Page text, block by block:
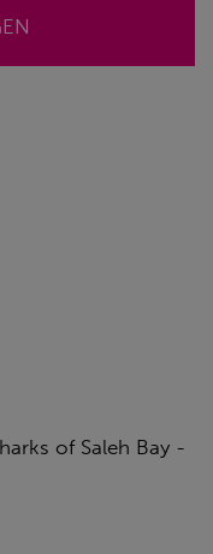
of Saleh Bay -